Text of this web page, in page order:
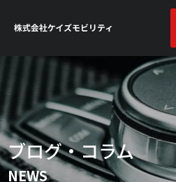
ブログ・コラム
NEWS